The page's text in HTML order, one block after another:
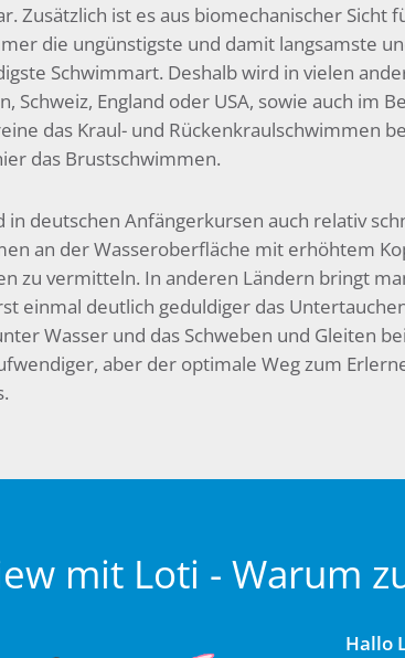
Zusätzlich ist es aus biomechanischer Sicht
die ungünstigste und damit langsamste
Schwimmart. Deshalb wird in vielen
Schweiz, England oder USA, sowie auch im
das Kraul- und Rückenkraulschwimmen
das Brustschwimmen.
in deutschen Anfängerkursen auch relativ
an der Wasseroberfläche mit erhöhtem
zu vermitteln. In anderen Ländern bringt
einmal deutlich geduldiger das
Wasser und das Schweben und Gleiten
aber der optimale Weg zum
mit Loti - Warum
Hallo